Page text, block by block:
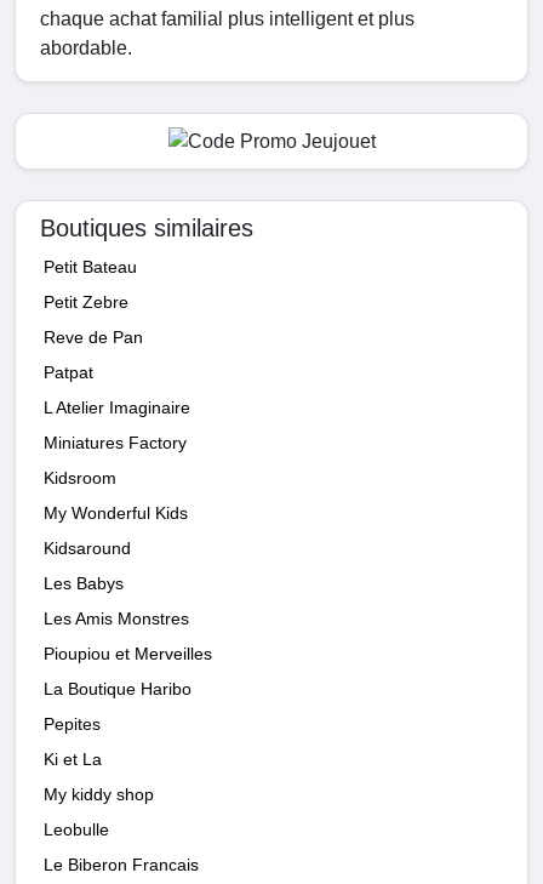
chaque achat familial plus intelligent et plus
abordable.
Boutiques similaires
Petit Bateau
Petit Zebre
Reve de Pan
Patpat
L Atelier Imaginaire
Miniatures Factory
Kidsroom
My Wonderful Kids
Kidsaround
Les Babys
Les Amis Monstres
Pioupiou et Merveilles
La Boutique Haribo
Pepites
Ki et La
My kiddy shop
Leobulle
Le Biberon Francais